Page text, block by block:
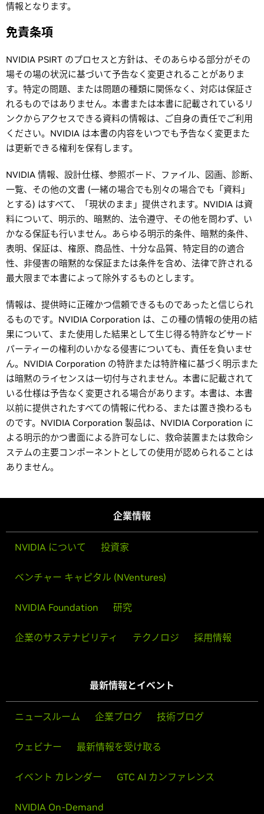
情報となります。
免責条項
NVIDIA PSIRT のプロセスと方針は、そのあらゆる部分がその
場その場の状況に基づいて予告なく変更されることがありま
す。特定の問題、または問題の種類に関係なく、対応は保証さ
れるものではありません。本書または本書に記載されているリ
ンクからアクセスできる資料の情報は、ご自身の責任でご利用
ください。NVIDIA は本書の内容をいつでも予告なく変更また
は更新できる権利を保有します。
NVIDIA 情報、設計仕様、参照ボード、ファイル、図画、診断、
一覧、その他の文書 (一緒の場合でも別々の場合でも「資料」
とする) はすべて、「現状のまま」提供されます。NVIDIA は資
料について、明示的、暗黙的、法令遵守、その他を問わず、い
かなる保証も行いません。あらゆる明示的条件、暗黙的条件、
表明、保証は、権原、商品性、十分な品質、特定目的の適合
性、非侵害の暗黙的な保証または条件を含め、法律で許される
最大限まで本書によって除外するものとします。
情報は、提供時に正確かつ信頼できるものであったと信じられ
るものです。NVIDIA Corporation は、この種の情報の使用の結
果について、また使用した結果として生じ得る特許などサード
パーティーの権利のいかなる侵害についても、責任を負いませ
ん。NVIDIA Corporation の特許または特許権に基づく明示また
は暗黙のライセンスは一切付与されません。本書に記載されて
いる仕様は予告なく変更される場合があります。本書は、本書
以前に提供されたすべての情報に代わる、または置き換わるも
のです。NVIDIA Corporation 製品は、NVIDIA Corporation に
よる明示的かつ書面による許可なしに、救命装置または救命シ
ステムの主要コンポーネントとしての使用が認められることは
ありません。
企業情報
NVIDIA について 投資家
ベンチャー キャピタル (NVentures)
NVIDIA Foundation 研究
企業のサステナビリティ テクノロジ 採用情報
最新情報とイベント
ニュースルーム 企業ブログ 技術ブログ
ウェビナー 最新情報を受け取る
イベント カレンダー GTC AI カンファレンス
NVIDIA On-Demand